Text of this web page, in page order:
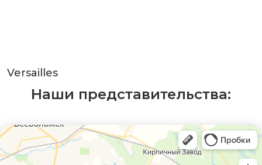
Versailles
Наши представительства: